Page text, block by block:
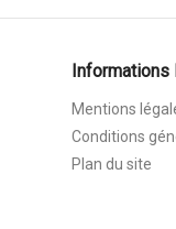
Mentions
Conditions
Plan du site